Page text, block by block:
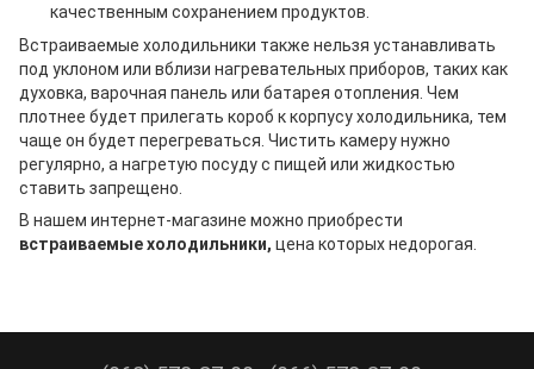
качественным сохранением продуктов.
Встраиваемые холодильники также нельзя устанавливать
под уклоном или вблизи нагревательных приборов, таких как
духовка, варочная панель или батарея отопления. Чем
плотнее будет прилегать короб к корпусу холодильника, тем
чаще он будет перегреваться. Чистить камеру нужно
регулярно, а нагретую посуду с пищей или жидкостью
ставить запрещено.
В нашем интернет-магазине можно приобрести
встраиваемые холодильники, цена которых недорогая.